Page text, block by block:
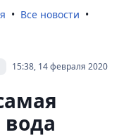
Все новости
15:38, 14 февраля 2020
вода